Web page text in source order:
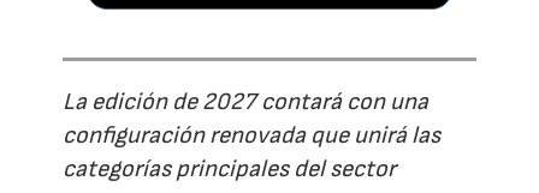
La edición de 2027 contará con una
configuración renovada que unirá las
categorías principales del sector